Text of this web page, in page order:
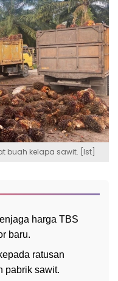
buah kelapa sawit. [Ist]
harga TBS
baru.
ratusan
pabrik sawit.